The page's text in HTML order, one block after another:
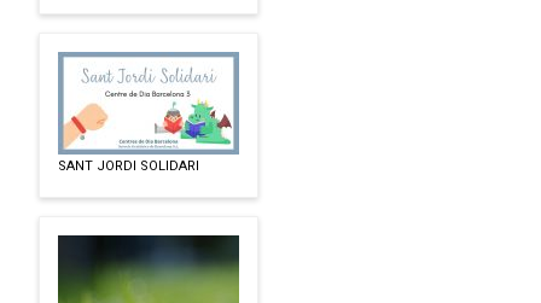
SANT JORDI SOLIDARI